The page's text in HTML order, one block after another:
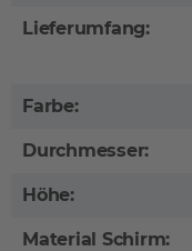
Lieferumfang:
Farbe:
Durchmesser:
Höhe:
Material Schirm: